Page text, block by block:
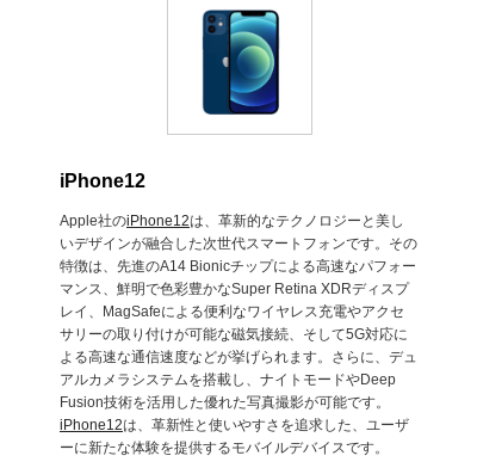
iPhone12
Apple社のiPhone12は、革新的なテクノロジーと美し
いデザインが融合した次世代スマートフォンです。その
特徴は、先進のA14 Bionicチップによる高速なパフォー
マンス、鮮明で色彩豊かなSuper Retina XDRディスプ
レイ、MagSafeによる便利なワイヤレス充電やアクセ
サリーの取り付けが可能な磁気接続、そして5G対応に
よる高速な通信速度などが挙げられます。さらに、デュ
アルカメラシステムを搭載し、ナイトモードやDeep
Fusion技術を活用した優れた写真撮影が可能です。
iPhone12は、革新性と使いやすさを追求した、ユーザ
ーに新たな体験を提供するモバイルデバイスです。